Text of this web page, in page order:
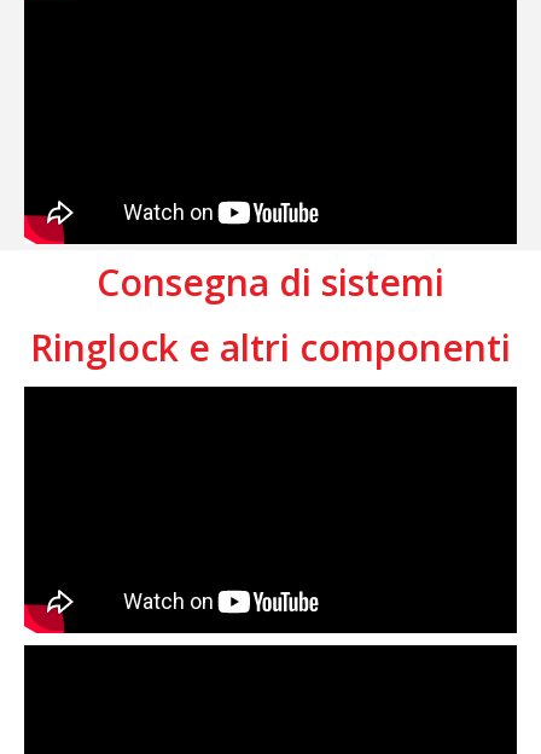
Consegna di sistemi
Ringlock e altri componenti